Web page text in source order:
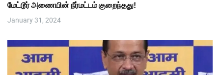
மேட்டூர் அணையின் நீர்மட்டம் குறைந்தது!
January 31, 2024